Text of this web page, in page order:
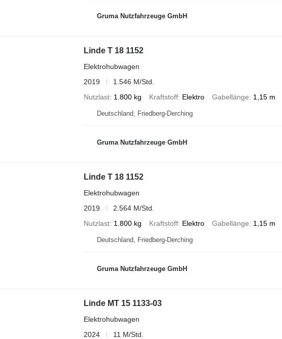
Gruma Nutzfahrzeuge GmbH
Linde T 18 1152
Elektrohubwagen
2019
1.546 M/Std.
Nutzlast 1.800 kg Kraftstoff Elektro Gabellänge 1,15 m
Deutschland, Friedberg-Derching
Gruma Nutzfahrzeuge GmbH
Linde T 18 1152
Elektrohubwagen
2019
2.564 M/Std.
Nutzlast 1.800 kg Kraftstoff Elektro Gabellänge 1,15 m
Deutschland, Friedberg-Derching
Gruma Nutzfahrzeuge GmbH
Linde MT 15 1133-03
Elektrohubwagen
2024
11 M/Std.